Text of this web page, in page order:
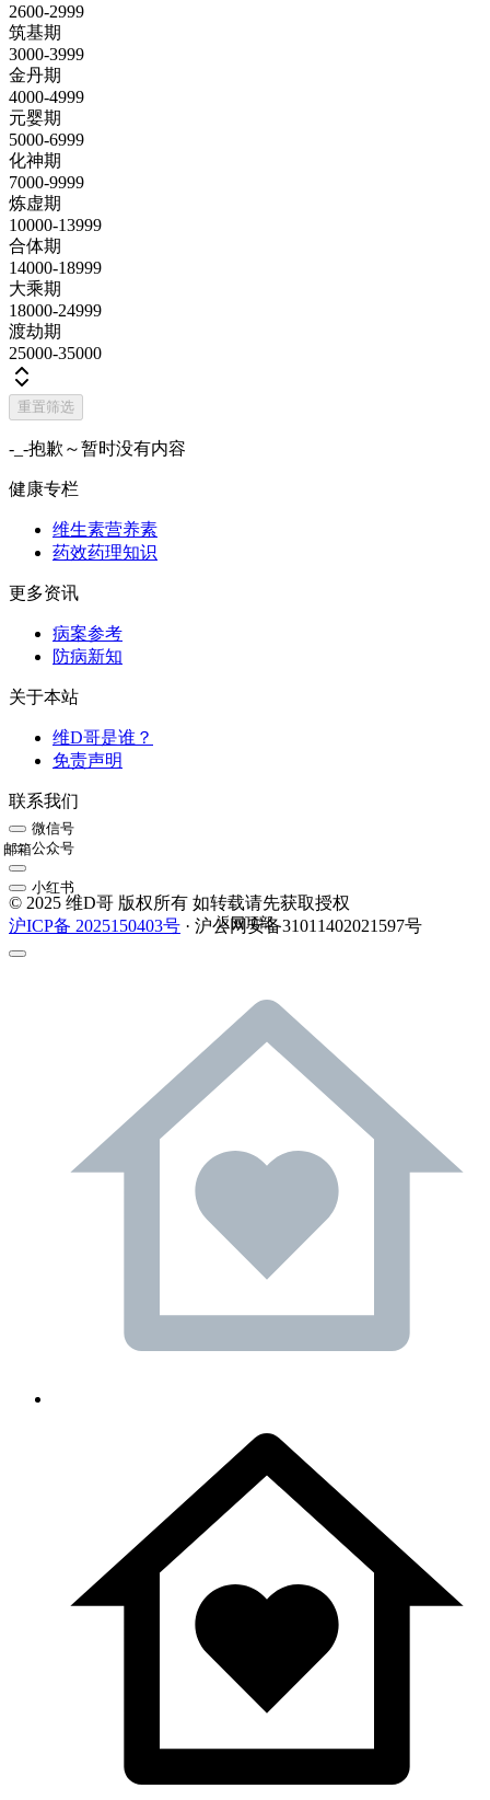
2600-2999
筑基期
3000-3999
金丹期
4000-4999
元婴期
5000-6999
化神期
7000-9999
炼虚期
10000-13999
合体期
14000-18999
大乘期
18000-24999
渡劫期
25000-35000
重置筛选
-_-抱歉～暂时没有内容
健康专栏
维生素营养素
药效药理知识
更多资讯
病案参考
防病新知
关于本站
维D哥是谁？
免责声明
联系我们
微信号
公众号
邮箱
小红书
© 2025 维D哥 版权所有 如转载请先获取授权
沪ICP备 2025150403号 · 沪公网安备31011402021597号
返回顶部